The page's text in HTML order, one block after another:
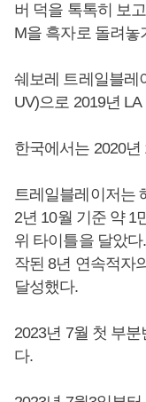
버 덕을 톡톡히 보
M을 흑자로 돌려놓
쉐보레 트레일블레
UV)으로 2019년
한국에서는 2020
트레일블레이저는
2년 10월 기준 약 1
위 타이틀을 달았다
작된 8년 연속적자
달성했다.
2023년 7월 첫 부
다.